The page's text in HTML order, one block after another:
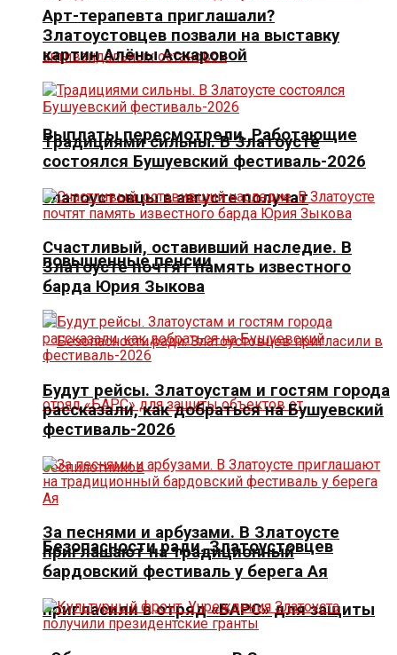
Выплаты пересмотрели. Работающие
златоустовцы в августе получат
повышенные пенсии
Безопасности ради. Златоустовцев
пригласили в отряд «БАРС» для защиты
Арт-терапевта приглашали?
Златоустовцев позвали на выставку
картин Алёны Аскаровой
Традициями сильны. В Златоусте
состоялся Бушуевский фестиваль-2026
Счастливый, оставивший наследие. В
Златоусте почтят память известного
барда Юрия Зыкова
Будут рейсы. Златоустам и гостям города
рассказали, как добраться на Бушуевский
фестиваль-2026
За песнями и арбузами. В Златоусте
приглашают на традиционный
бардовский фестиваль у берега Ая